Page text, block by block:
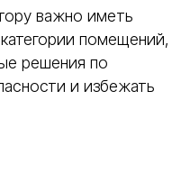
важно иметь
помещений,
решения по
и избежать